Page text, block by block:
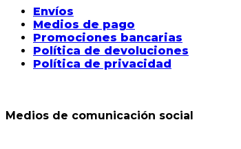
Envíos
Medios de pago
Promociones bancarias
Política de devoluciones
Política de privacidad
Medios de comunicación social